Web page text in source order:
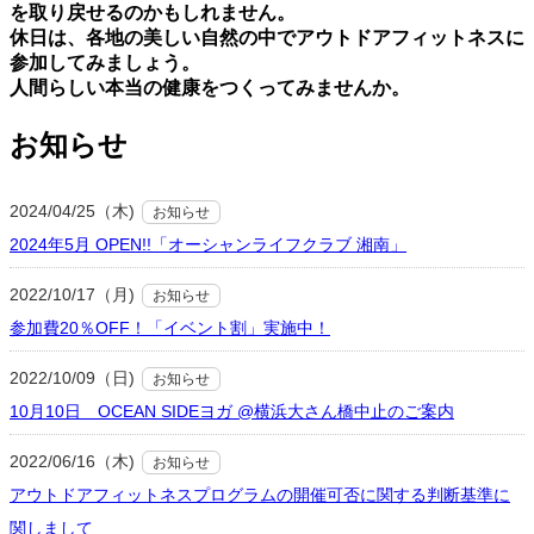
を取り戻せるのかもしれません。
休⽇は、各地の美しい⾃然の中でアウトドアフィットネスに
参加してみましょう。
⼈間らしい本当の健康をつくってみませんか。
お知らせ
2024/04/25（木) お知らせ
2024年5月 OPEN!!「オーシャンライフクラブ 湘南」
2022/10/17（月) お知らせ
参加費20％OFF！「イベント割」実施中！
2022/10/09（日) お知らせ
10月10日 OCEAN SIDEヨガ @横浜大さん橋中止のご案内
2022/06/16（木) お知らせ
アウトドアフィットネスプログラムの開催可否に関する判断基準に
関しまして